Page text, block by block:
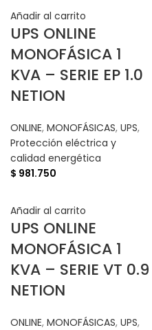
Añadir al carrito
UPS ONLINE
MONOFÁSICA 1
KVA – SERIE EP 1.0
NETION
ONLINE, MONOFÁSICAS, UPS,
Protección eléctrica y
calidad energética
$ 981.750
Añadir al carrito
UPS ONLINE
MONOFÁSICA 1
KVA – SERIE VT 0.9
NETION
ONLINE, MONOFÁSICAS, UPS,